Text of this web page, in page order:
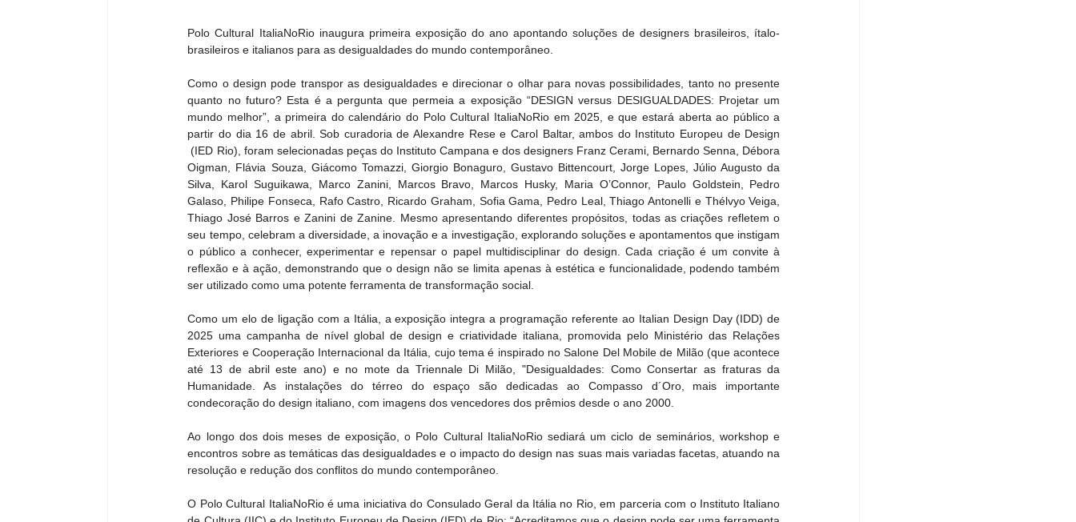
Polo Cultural ItaliaNoRio inaugura primeira exposição do ano apontando soluções de designers brasileiros, ítalo-
brasileiros e italianos para as desigualdades do mundo contemporâneo.
Como o design pode transpor as desigualdades e direcionar o olhar para novas possibilidades, tanto no presente
quanto no futuro? Esta é a pergunta que permeia a exposição “DESIGN versus DESIGUALDADES: Projetar um
mundo melhor”, a primeira do calendário do Polo Cultural ItaliaNoRio em 2025, e que estará aberta ao público a
partir do dia 16 de abril. Sob curadoria de Alexandre Rese e Carol Baltar, ambos do Instituto Europeu de Design
(IED Rio), foram selecionadas peças do Instituto Campana e dos designers Franz Cerami, Bernardo Senna, Débora
Oigman, Flávia Souza, Giácomo Tomazzi, Giorgio Bonaguro, Gustavo Bittencourt, Jorge Lopes, Júlio Augusto da
Silva, Karol Suguikawa, Marco Zanini, Marcos Bravo, Marcos Husky, Maria O’Connor, Paulo Goldstein, Pedro
Galaso, Philipe Fonseca, Rafo Castro, Ricardo Graham, Sofia Gama, Pedro Leal, Thiago Antonelli e Thélvyo Veiga,
Thiago José Barros e Zanini de Zanine. Mesmo apresentando diferentes propósitos, todas as criações refletem o
seu tempo, celebram a diversidade, a inovação e a investigação, explorando soluções e apontamentos que instigam
o público a conhecer, experimentar e repensar o papel multidisciplinar do design. Cada criação é um convite à
reflexão e à ação, demonstrando que o design não se limita apenas à estética e funcionalidade, podendo também
ser utilizado como uma potente ferramenta de transformação social.
Como um elo de ligação com a Itália, a exposição integra a programação referente ao Italian Design Day (IDD) de
2025 uma campanha de nível global de design e criatividade italiana, promovida pelo Ministério das Relações
Exteriores e Cooperação Internacional da Itália, cujo tema é inspirado no Salone Del Mobile de Milão (que acontece
até 13 de abril este ano) e no mote da Triennale Di Milão, "Desigualdades: Como Consertar as fraturas da
Humanidade. As instalações do térreo do espaço são dedicadas ao Compasso d´Oro, mais importante
condecoração do design italiano, com imagens dos vencedores dos prêmios desde o ano 2000.
Ao longo dos dois meses de exposição, o Polo Cultural ItaliaNoRio sediará um ciclo de seminários, workshop e
encontros sobre as temáticas das desigualdades e o impacto do design nas suas mais variadas facetas, atuando na
resolução e redução dos conflitos do mundo contemporâneo.
O Polo Cultural ItaliaNoRio é uma iniciativa do Consulado Geral da Itália no Rio, em parceria com o Instituto Italiano